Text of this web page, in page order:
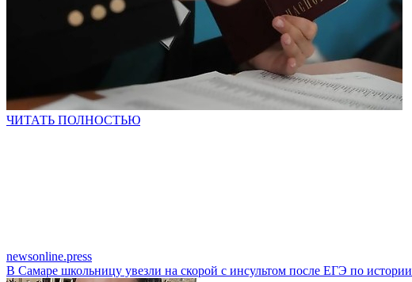
ЧИТАТЬ ПОЛНОСТЬЮ
newsonline.press
В Самаре школьницу увезли на скорой с инсультом после ЕГЭ по истории